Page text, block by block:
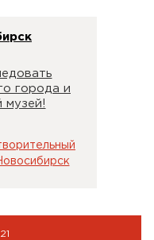
города и
музей!